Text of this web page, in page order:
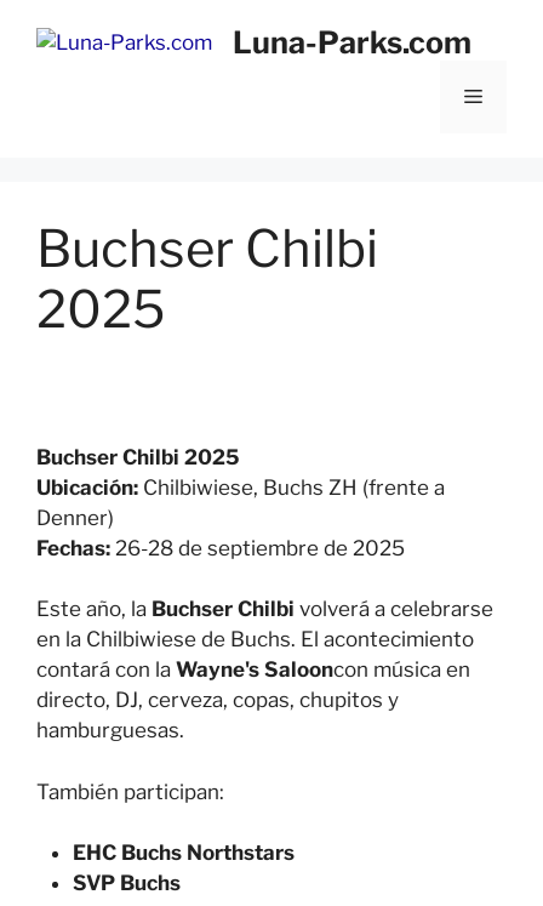
Luna-Parks.com
Menú
Buchser Chilbi
2025
Buchser Chilbi 2025
Ubicación: Chilbiwiese, Buchs ZH (frente a
Denner)
Fechas: 26-28 de septiembre de 2025
Este año, la Buchser Chilbi volverá a celebrarse
en la Chilbiwiese de Buchs. El acontecimiento
contará con la Wayne's Salooncon música en
directo, DJ, cerveza, copas, chupitos y
hamburguesas.
También participan:
EHC Buchs Northstars
SVP Buchs